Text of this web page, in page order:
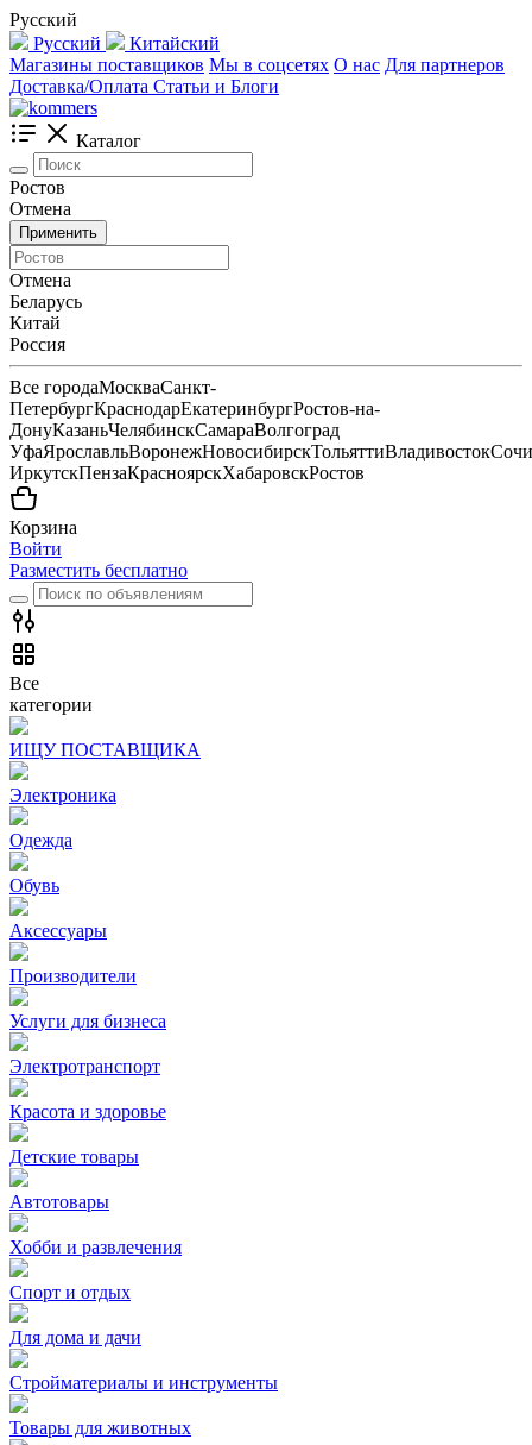
Русский
Русский
Китайский
Магазины поставщиков Мы в соцсетях О нас Для партнеров
Доставка/Оплата Статьи и Блоги
Каталог
Ростов
Отмена
Применить
Отмена
Беларусь
Китай
Россия
Все городаМоскваСанкт-
ПетербургКраснодарЕкатеринбургРостов-на-
ДонуКазаньЧелябинскСамараВолгоград
УфаЯрославльВоронежНовосибирскТольяттиВладивостокСочи
ИркутскПензаКрасноярскХабаровскРостов
Корзина
Войти
Разместить бесплатно
Все
категории
ИЩУ ПОСТАВЩИКА
Электроника
Одежда
Обувь
Аксессуары
Производители
Услуги для бизнеса
Электротранспорт
Красота и здоровье
Детские товары
Автотовары
Хобби и развлечения
Спорт и отдых
Для дома и дачи
Стройматериалы и инструменты
Товары для животных